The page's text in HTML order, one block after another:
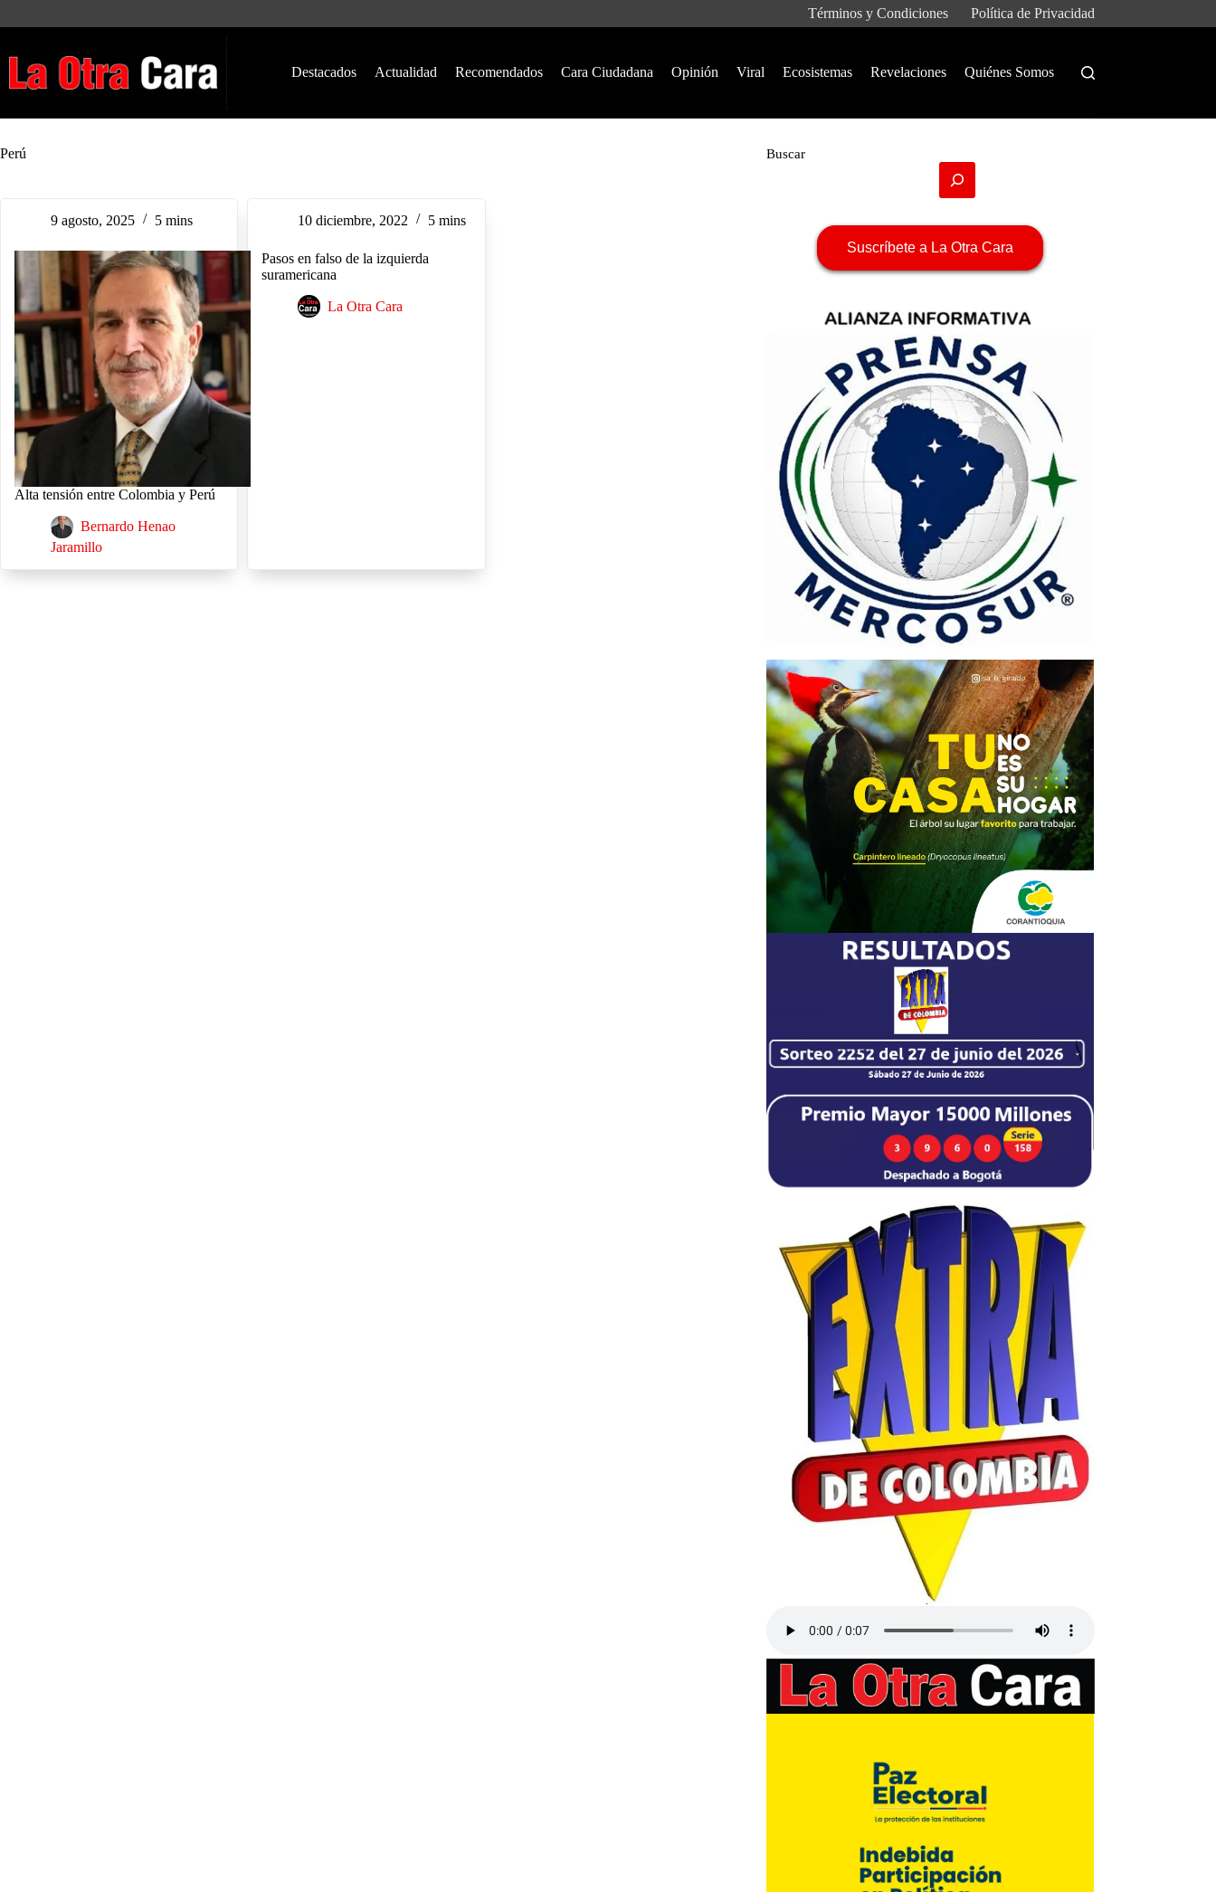
Términos y Condiciones Política de Privacidad
Destacados Actualidad Recomendados Cara Ciudadana Opinión Viral Ecosistemas Revelaciones Quiénes Somos
Perú
9 agosto, 2025 5 mins
Alta tensión entre Colombia y Perú
Bernardo Henao
Jaramillo
10 diciembre, 2022 5 mins
Pasos en falso de la izquierda
suramericana
La Otra Cara
Buscar
Suscríbete a La Otra Cara